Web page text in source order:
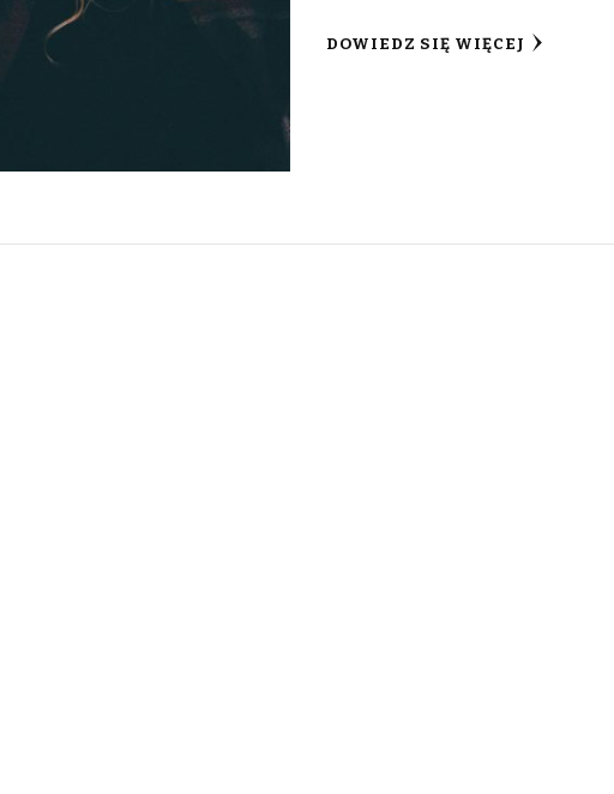
DOWIEDZ SIĘ WIĘCEJ